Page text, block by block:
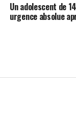
Un adolescent de
urgence absolue